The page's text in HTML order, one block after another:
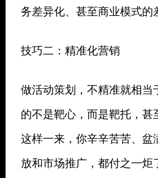
务差异化、甚至商业模式的
技巧二：精准化营销
做活动策划，不精准就相当
的不是靶心，而是靶托，甚
这样一来，你辛辛苦苦、盆
放和市场推广，都付之一